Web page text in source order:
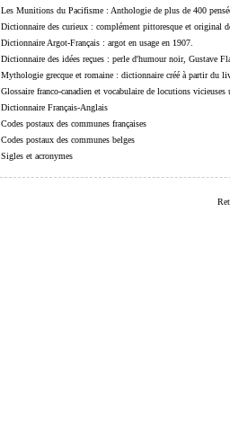
Les Munitions du Pacifisme : Anthologie de plus de 400
Dictionnaire des curieux : complément pittoresque et original
Dictionnaire Argot-Français : argot en usage en 1907.
Dictionnaire des idées reçues : perle d'humour noir, Gustave
Mythologie grecque et romaine : dictionnaire créé à partir du
Glossaire franco-canadien et vocabulaire de locutions vicieuses
Dictionnaire Français-Anglais
Codes postaux des communes françaises
Codes postaux des communes belges
Sigles et acronymes